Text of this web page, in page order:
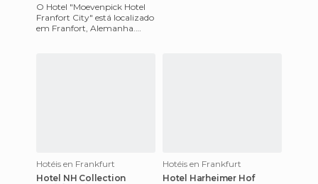
O Hotel "Moevenpick Hotel
Franfort City" está localizado
em Franfort, Alemanha.
Hotéis en Frankfurt
Hotel NH Collection
Hotéis en Frankfurt
Hotel Harheimer Hof